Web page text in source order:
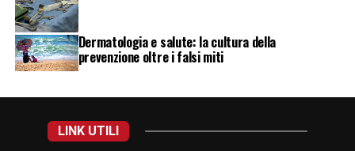
Dermatologia e salute: la cultura della
prevenzione oltre i falsi miti
LINK UTILI